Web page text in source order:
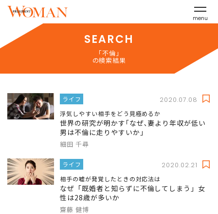
menu
SEARCH
「不倫」
の検索結果
ライフ 2020.07.08
浮気しやすい相手をどう見極めるか
世界の研究が明かす｢なぜ､妻より年収が低い
男は不倫に走りやすいか｣
細田 千尋
ライフ 2020.02.21
相手の嘘が発覚したときの対応法は
なぜ「既婚者と知らずに不倫してしまう」女
性は28歳が多いか
齋藤 健博